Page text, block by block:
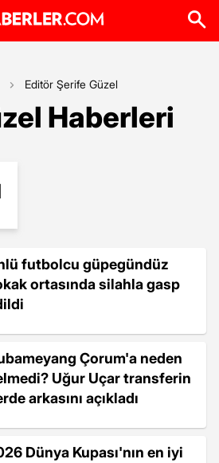
Editör Şerife Güzel
Haberleri
futbolcu güpegündüz
ortasında silahla gasp
Çorum'a neden
Uğur Uçar transferin
arkasını açıkladı
Dünya Kupası'nın en iyi